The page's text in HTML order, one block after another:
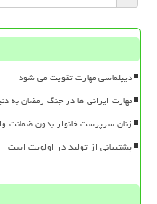
دیپلماسی مهارت تقویت می شود
مهارت ایرانی ها در جنگ رمضان به
زنان سرپرست خانوار بدون ضمانت
پشتیبانی از تولید در اولویت است